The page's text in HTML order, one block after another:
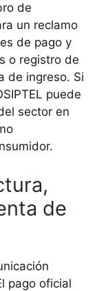
de
un reclamo
de pago y
o registro de
de ingreso. Si
puede
sector en
de
pago oficial